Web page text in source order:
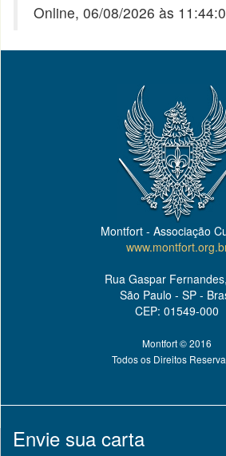
Online, 06/08/2026 às
Montfort - Associação
Rua Gaspar
São Paulo - SP -
CEP: 01549-000
Montfort © 2016
Todos os Direitos
Envie sua carta